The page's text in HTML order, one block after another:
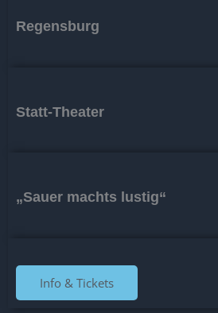
Regensburg
Statt-Theater
„Sauer machts lustig“
Info & Tickets